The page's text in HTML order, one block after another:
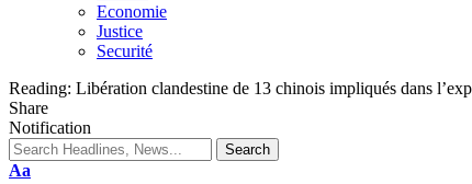
Economie
Justice
Securité
Reading: Libération clandestine de 13 chinois impliqués dans
Share
Notification
Aa